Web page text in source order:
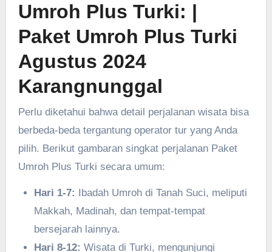
Umroh Plus Turki: |
Paket Umroh Plus Turki
Agustus 2024
Karangnunggal
Perlu diketahui bahwa detail perjalanan wisata bisa
berbeda-beda tergantung operator tur yang Anda
pilih. Berikut gambaran singkat perjalanan Paket
Umroh Plus Turki secara umum:
Hari 1-7: Ibadah Umroh di Tanah Suci, meliputi
Makkah, Madinah, dan tempat-tempat
bersejarah lainnya.
Hari 8-12: Wisata di Turki, mengunjungi